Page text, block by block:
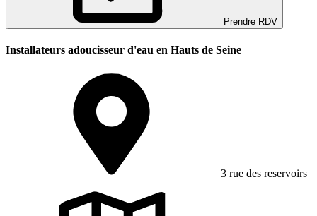
Prendre RDV
Installateurs adoucisseur d'eau en Hauts de Seine
3 rue des reservoirs